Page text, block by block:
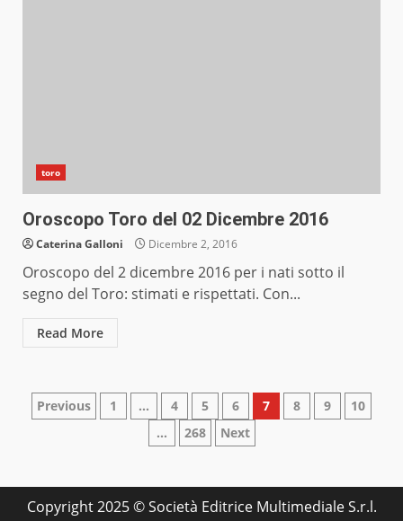
toro
Oroscopo Toro del 02 Dicembre 2016
Caterina Galloni Dicembre 2, 2016
Oroscopo del 2 dicembre 2016 per i nati sotto il
segno del Toro: stimati e rispettati. Con...
Read More
Paginazione
articoli
Previous 1 … 4 5 6 7 8 9
10
…
268 Next
Copyright 2025 © Società Editrice Multimediale S.r.l.